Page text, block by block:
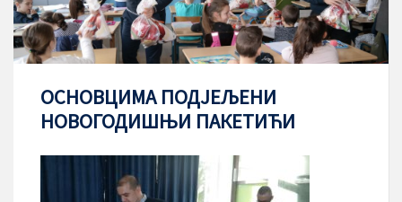
ОСНОВЦИМА ПОДЈЕЉЕНИ
НОВОГОДИШЊИ ПАКЕТИЋИ